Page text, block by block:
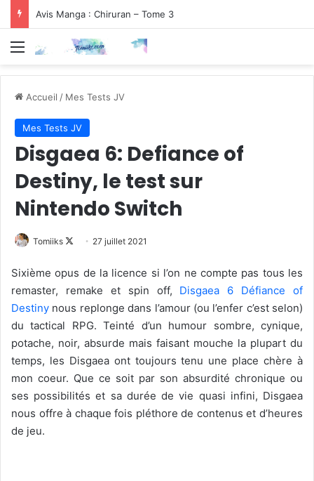
Avis Manga : Chiruran – Tome 3
Menu
Accueil / Mes Tests JV
Mes Tests JV
Disgaea 6: Defiance of
Destiny, le test sur
Nintendo Switch
Tomiiks
Follow
X
27 juillet 2021
Sixième opus de la licence si l’on ne compte pas tous les
remaster, remake et spin off, Disgaea 6 Défiance of
Destiny nous replonge dans l’amour (ou l’enfer c’est selon)
du tactical RPG. Teinté d’un humour sombre, cynique,
potache, noir, absurde mais faisant mouche la plupart du
temps, les Disgaea ont toujours tenu une place chère à
mon coeur. Que ce soit par son absurdité chronique ou
ses possibilités et sa durée de vie quasi infini, Disgaea
nous offre à chaque fois pléthore de contenus et d’heures
de jeu.